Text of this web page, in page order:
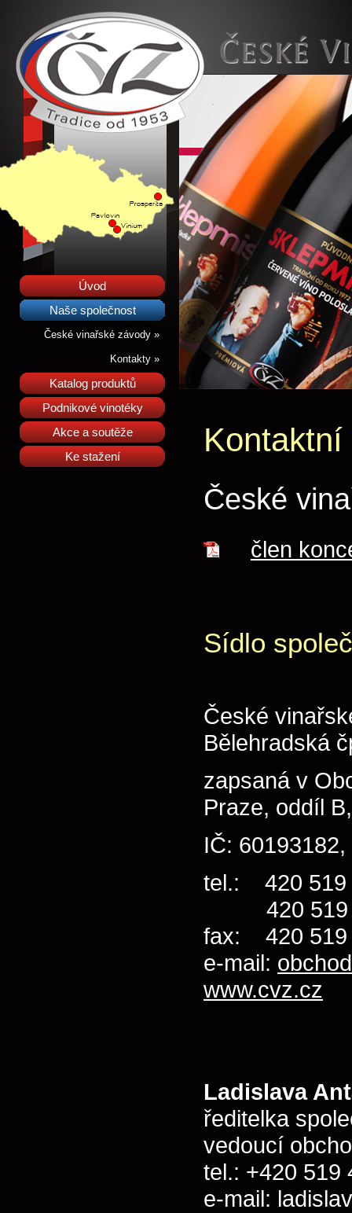
Úvod
Naše společnost
České vinařské závody »
Kontakty »
Katalog produktů
Podnikové vinotéky
Akce a soutěže
Ke stažení
České
člen
Sídlo
České
Bělehradská
zapsaná v
Praze, oddíl
IČ:
tel.: 420 519
420 519
fax: 420 519
e-mail:
www.cvz.cz
Ladislava
ředitelka
vedoucí
tel.: +420 519
e-mail: